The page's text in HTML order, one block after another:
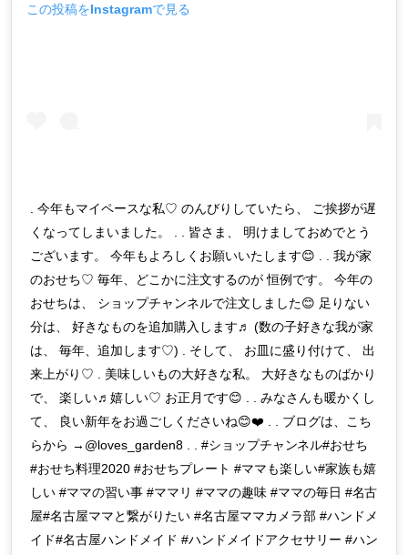
この投稿をInstagramで見る
. 今年もマイペースな私♡ のんびりしていたら、 ご挨拶が遅
くなってしまいました。 . . 皆さま、 明けましておめでとう
ございます。 今年もよろしくお願いいたします😊 . . 我が家
のおせち♡ 毎年、どこかに注文するのが 恒例です。 今年の
おせちは、 ショップチャンネルで注文しました😊 足りない
分は、 好きなものを追加購入します♬ (数の子好きな我が家
は、 毎年、追加します♡) . そして、 お皿に盛り付けて、 出
来上がり♡ . 美味しいもの大好きな私。 大好きなものばかり
で、 楽しい♬嬉しい♡ お正月です😊 . . みなさんも暖かくし
て、 良い新年をお過ごしくださいね😊❤️ . . ブログは、こち
らから →@loves_garden8 . . #ショップチャンネル#おせち
#おせち料理2020 #おせちプレート #ママも楽しい#家族も嬉
しい #ママの習い事 #ママリ #ママの趣味 #ママの毎日 #名古
屋#名古屋ママと繋がりたい #名古屋ママカメラ部 #ハンドメ
イド#名古屋ハンドメイド #ハンドメイドアクセサリー #ハン